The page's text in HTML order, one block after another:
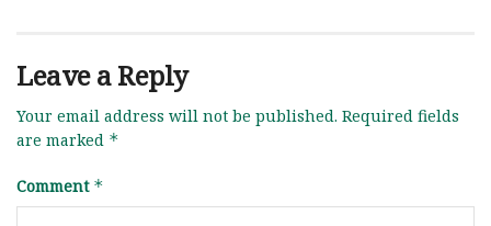
Leave a Reply
Your email address will not be published. Required fields
are marked *
Comment *